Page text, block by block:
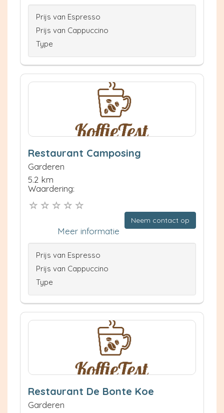
Prijs van Espresso
Prijs van Cappuccino
Type
Restaurant Camposing
Garderen
5.2 km
Waardering:
Neem contact op
Meer informatie
Prijs van Espresso
Prijs van Cappuccino
Type
Restaurant De Bonte Koe
Garderen